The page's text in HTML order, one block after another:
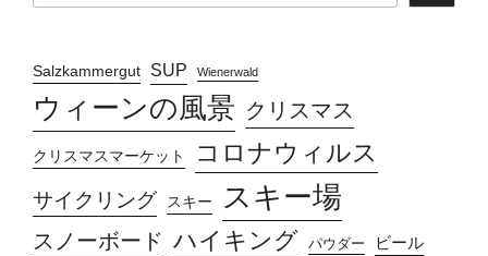
Salzkammergut SUP Wienerwald
ウィーンの風景 クリスマス
クリスマスマーケット コロナウィルス
サイクリング スキー スキー場
スノーボード ハイキング パウダー ビール